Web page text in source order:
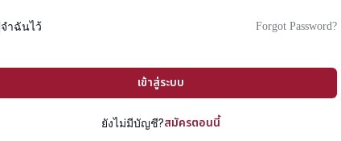
จำฉันไว้ Forgot Password?
เข้าสู่ระบบ
ยังไม่มีบัญชี?สมัครตอนนี้